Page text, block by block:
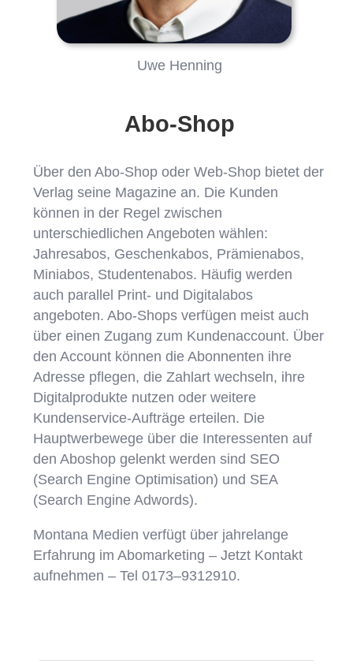
Uwe Henning
Abo-Shop
Über den Abo-Shop oder Web-Shop bietet der
Verlag seine Magazine an. Die Kunden
können in der Regel zwischen
unterschiedlichen Angeboten wählen:
Jahresabos, Geschenkabos, Prämienabos,
Miniabos, Studentenabos. Häufig werden
auch parallel Print- und Digitalabos
angeboten. Abo-Shops verfügen meist auch
über einen Zugang zum Kundenaccount. Über
den Account können die Abonnenten ihre
Adresse pflegen, die Zahlart wechseln, ihre
Digitalprodukte nutzen oder weitere
Kundenservice-Aufträge erteilen. Die
Hauptwerbewege über die Interessenten auf
den Aboshop gelenkt werden sind SEO
(Search Engine Optimisation) und SEA
(Search Engine Adwords).
Montana Medien verfügt über jahrelange
Erfahrung im Abomarketing – Jetzt Kontakt
aufnehmen – Tel 0173–9312910.